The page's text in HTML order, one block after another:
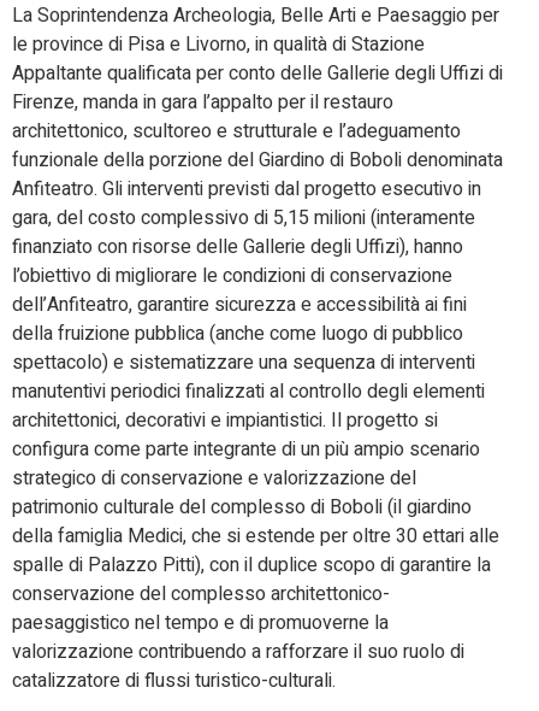
La Soprintendenza Archeologia, Belle Arti e Paesaggio per
le province di Pisa e Livorno, in qualità di Stazione
Appaltante qualificata per conto delle Gallerie degli Uffizi di
Firenze, manda in gara l’appalto per il restauro
architettonico, scultoreo e strutturale e l’adeguamento
funzionale della porzione del Giardino di Boboli denominata
Anfiteatro. Gli interventi previsti dal progetto esecutivo in
gara, del costo complessivo di 5,15 milioni (interamente
finanziato con risorse delle Gallerie degli Uffizi), hanno
l’obiettivo di migliorare le condizioni di conservazione
dell’Anfiteatro, garantire sicurezza e accessibilità ai fini
della fruizione pubblica (anche come luogo di pubblico
spettacolo) e sistematizzare una sequenza di interventi
manutentivi periodici finalizzati al controllo degli elementi
architettonici, decorativi e impiantistici. Il progetto si
configura come parte integrante di un più ampio scenario
strategico di conservazione e valorizzazione del
patrimonio culturale del complesso di Boboli (il giardino
della famiglia Medici, che si estende per oltre 30 ettari alle
spalle di Palazzo Pitti), con il duplice scopo di garantire la
conservazione del complesso architettonico-
paesaggistico nel tempo e di promuoverne la
valorizzazione contribuendo a rafforzare il suo ruolo di
catalizzatore di flussi turistico-culturali.